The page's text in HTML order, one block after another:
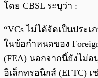
โดย CBSL ระบุว่า :
“VCs ไม่ได้จัดเป็นประ
ในข้อกำหนดของ Foreign
(FEA) นอกจากนี้ยังไม่
อิเล็กทรอนิกส์ (EFTC)